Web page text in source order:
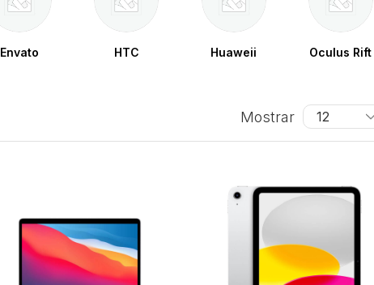
Envato HTC Huaweii Oculus Rift
Mostrar